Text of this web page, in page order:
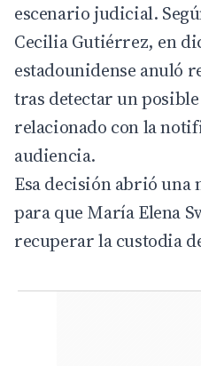
escenario judicial.
Cecilia Gutiérrez, en
estadounidense anuló
tras detectar un
relacionado con la
audiencia.
Esa decisión abrió una
para que María Elena
recuperar la custodia